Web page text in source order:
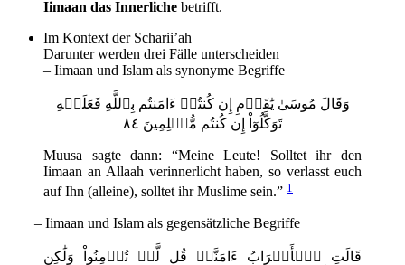
Iimaan das Innerliche betrifft.
Im Kontext der Scharii’ah
Darunter werden drei Fälle unterscheiden
– Iimaan und Islam als synonyme Begriffe
وَقَالَ مُوسَىٰ يَٰقَوۡمِ إِن كُنتُمۡ ءَامَنتُم بِٱللَّهِ فَعَلَيۡهِ
تَوَكَّلُوٓاْ إِن كُنتُم مُّسۡلِمِينَ ٨٤
Muusa sagte dann: “Meine Leute! Solltet ihr den
Iimaan an Allaah verinnerlicht haben, so verlasst euch
auf Ihn (alleine), solltet ihr Muslime sein.” 1
– Iimaan und Islam als gegensätzliche Begriffe
قَالَتِ ٱلۡأَعۡرَابُ ءَامَنَّاۖ قُل لَّمۡ تُؤۡمِنُواْ وَلَٰكِن